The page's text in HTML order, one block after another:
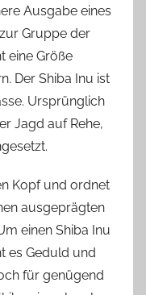
Ausgabe eines
Gruppe der
eine Größe
Der Shiba Inu ist
Ursprünglich
Jagd auf Rehe,
Kopf und ordnet
ausgeprägten
einen Shiba Inu
es Geduld und
für genügend